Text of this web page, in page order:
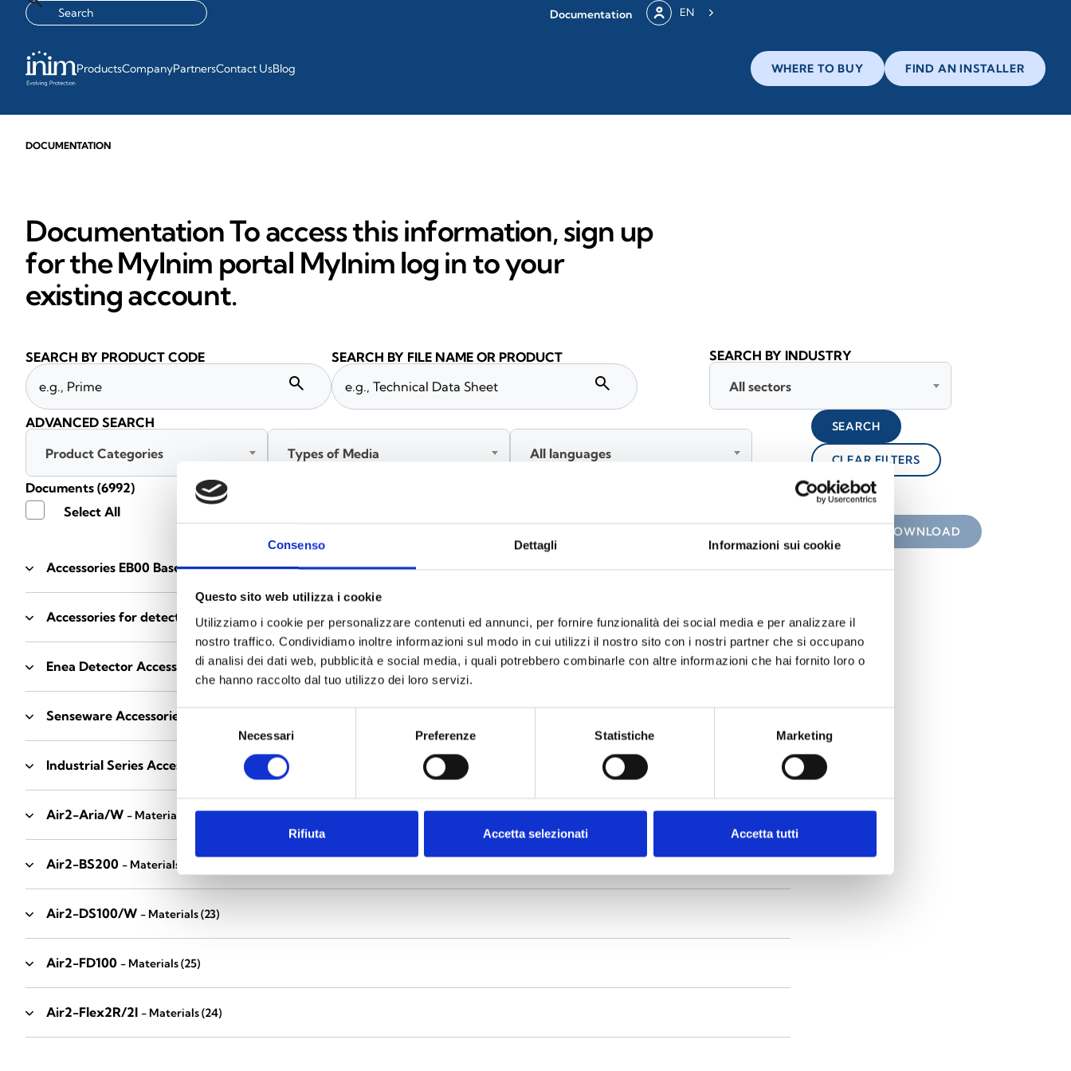
Consenso Dettagli Informazioni sui cookie
Questo sito web utilizza i cookie
Utilizziamo i cookie per personalizzare contenuti ed annunci, per fornire funzionalità dei social media e per analizzare il
nostro traffico. Condividiamo inoltre informazioni sul modo in cui utilizzi il nostro sito con i nostri partner che si occupano
di analisi dei dati web, pubblicità e social media, i quali potrebbero combinarle con altre informazioni che hai fornito loro o
che hanno raccolto dal tuo utilizzo dei loro servizi.
Selezione
Necessari Preferenze Statistiche Marketing
Rifiuta Accetta selezionati Accetta tutti
Documentation EN
ProductsCompanyPartnersContact UsBlog WHERE TO BUY FIND AN INSTALLER
DOCUMENTATION
Documentation To access this information, sign up
for the MyInim portal MyInim log in to your
existing account.
Accessories EB00 Bases - Materials(47)
Accessories for detector testing - Materials (6)
Enea Detector Accessories - Materials(35)
Senseware Accessories
Industrial Series Accessories - Materials (17)
Air2-Aria/W - Materials (23)
Air2-BS200 - Materials
Air2-DS100/W - Materials(23)
Air2-FD100 - Materials(25)
Air2-Flex2R/2I - Materials(24)
Documents (6992)
Select All
DOWNLOAD
SEARCH BY PRODUCT CODE
search
SEARCH BY FILE NAME OR PRODUCT
search
SEARCH BY INDUSTRY
All sectors
ADVANCED SEARCH
Product Categories
Types of Media All languages
SEARCH
CLEAR FILTERS